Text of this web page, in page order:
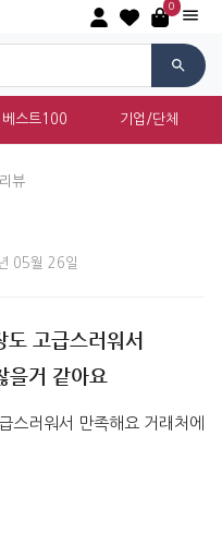
0
베스트100 기업/단체
뷰
05월 26일
고급스러워서
을거 같아요
스러워서 만족해요 거래처에